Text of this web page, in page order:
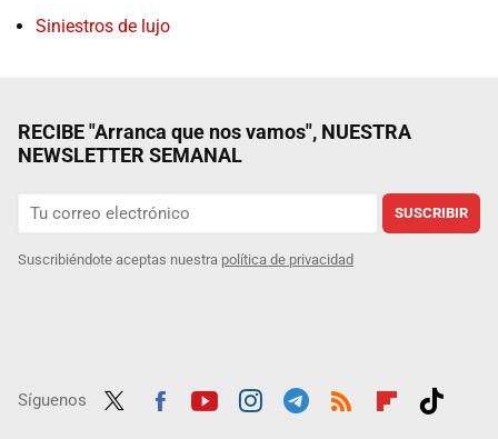
Siniestros de lujo
RECIBE "Arranca que nos vamos", NUESTRA
NEWSLETTER SEMANAL
SUSCRIBIR
Suscribiéndote aceptas nuestra política de privacidad
Síguenos